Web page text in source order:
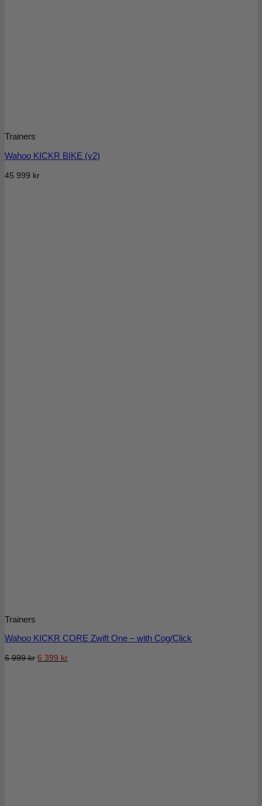
Trainers
Wahoo KICKR BIKE (v2)
45 999 kr
Trainers
Wahoo KICKR CORE Zwift One – with Cog/Click
6 999kr Det
6 399 krDet